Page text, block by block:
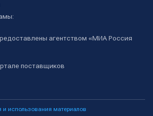
агентством «МИА Россия
поставщиков
и использования материалов